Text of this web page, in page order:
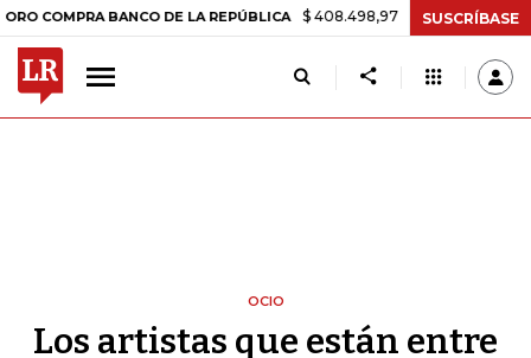
BANCO DE LA REPÚBLICA $ 408.498,97 +$ 8.753,81 +2,19%
SUSCRÍBASE
OCIO
Los artistas que están entre